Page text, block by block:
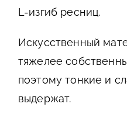
L-изгиб ресниц.
Искусственный
тяжелее
поэтому тонкие и
выдержат.